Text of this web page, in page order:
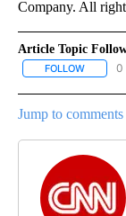
Company. All
Article Topic
FOLLOW 0
Jump to comments